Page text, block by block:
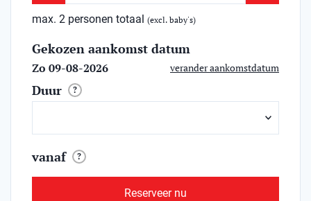
max. 2 personen totaal (excl. baby's)
Gekozen aankomst datum
Zo 09-08-2026 verander aankomstdatum
Duur ?
vanaf ?
Reserveer nu